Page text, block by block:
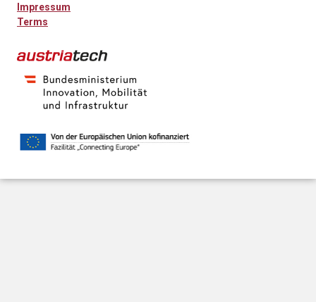
Impressum
Terms